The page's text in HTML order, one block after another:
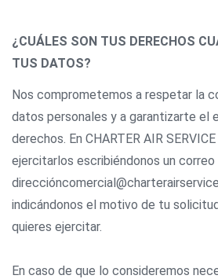
¿CUÁLES SON TUS DERECHOS
TUS DATOS?
Nos comprometemos a respetar la
datos personales y a garantizarte el
derechos. En CHARTER AIR
ejercitarlos escribiéndonos un
indicándonos el motivo de tu
quieres ejercitar.
En caso de que lo consideremos